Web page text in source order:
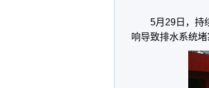
5月29日，持
响导致排水系统